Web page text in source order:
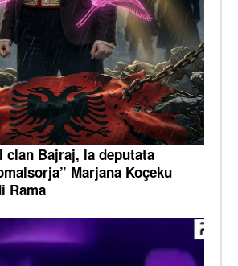
clan Bajraj, la deputata
Marjana Koçeku
Rama